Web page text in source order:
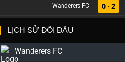
Wanderers FC
0 - 2
LỊCH SỬ ĐỐI ĐẦU
Wanderers FC